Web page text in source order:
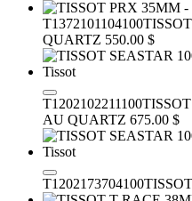
T1372101104100
QUARTZ 550.00 $
T1202102211100
AU QUARTZ 675.00 $
T1202173704100